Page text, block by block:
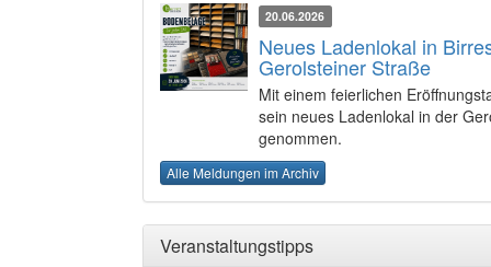
20.06.2026
Neues Ladenlokal in
Gerolsteiner Straße
Mit einem feierlichen
sein neues Ladenlokal in der
genommen.
Alle Meldungen im Archiv
Veranstaltungstipps